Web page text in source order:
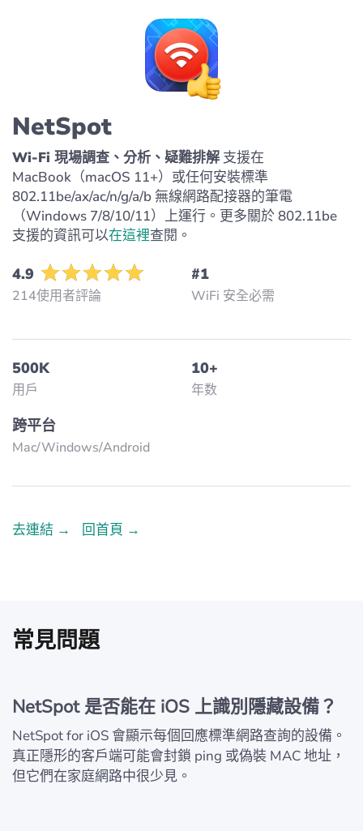
NetSpot
Wi-Fi 現場調查、分析、疑難排解支援在
MacBook（macOS 11+）或任何安裝標準
802.11be/ax/ac/n/g/a/b 無線網路配接器的筆電
（Windows 7/8/10/11）上運行。更多關於 802.11be
支援的資訊可以在這裡查閱。
4.9
214使用者評論
#1
WiFi 安全必需
500K
用戶
10+
年数
跨平台
Mac/Windows/Аndroid
去連結 → 回首頁 →
常見問題
NetSpot 是否能在 iOS 上識別隱藏設備？
NetSpot for iOS 會顯示每個回應標準網路查詢的設備。
真正隱形的客戶端可能會封鎖 ping 或偽裝 MAC 地址，
但它們在家庭網路中很少見。